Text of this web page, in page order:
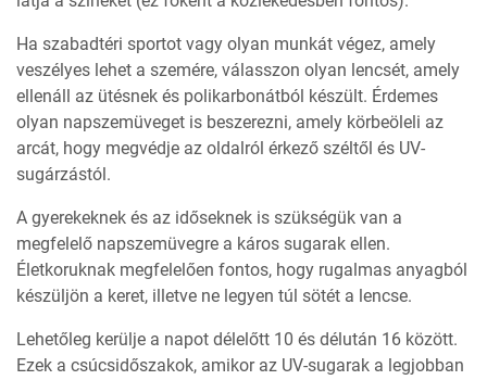
Ha szabadtéri sportot vagy olyan munkát végez, amely
veszélyes lehet a szemére, válasszon olyan lencsét, amely
ellenáll az ütésnek és polikarbonátból készült. Érdemes
olyan napszemüveget is beszerezni, amely körbeöleli az
arcát, hogy megvédje az oldalról érkező széltől és UV-
sugárzástól.
A gyerekeknek és az időseknek is szükségük van a
megfelelő napszemüvegre a káros sugarak ellen.
Életkoruknak megfelelően fontos, hogy rugalmas anyagból
készüljön a keret, illetve ne legyen túl sötét a lencse.
Lehetőleg kerülje a napot délelőtt 10 és délután 16 között.
Ezek a csúcsidőszakok, amikor az UV-sugarak a legjobban